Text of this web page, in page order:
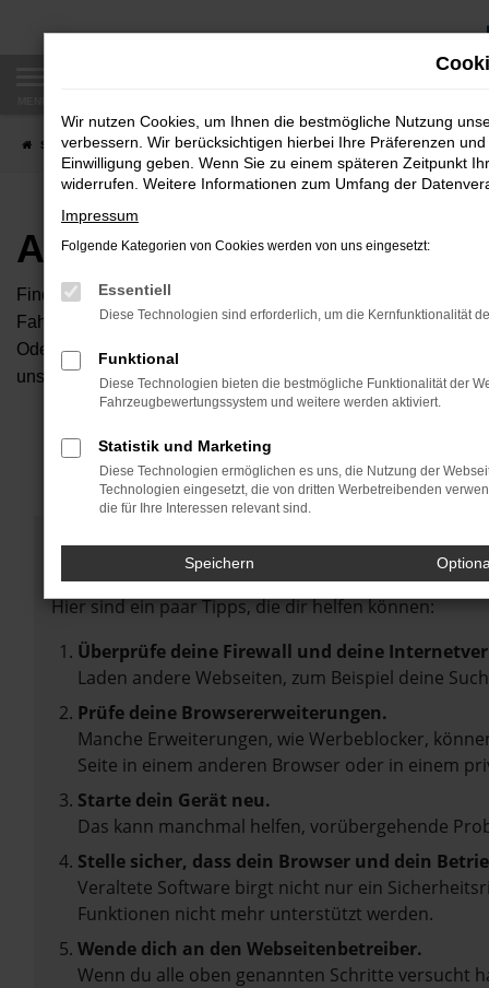
Zum
Startseite Fahrzeugangebote Autobörse
Autobörse
Finden Sie Ihren neuen Traumwagen bei uns. Dafür haben
Fahrzeuge an, die bei uns auf dem Hof stehen. Dann
Oder Sie klicken auf den Button Autobörse und Sie haben
unserem Händlernetzwerk. Diese Fahrzeuge können wir
Fehler: Network Error
Beim Laden ist ein Fehler aufgetreten.
Hier sind ein paar Tipps, die dir helfen können:
Überprüfe deine Firewall und deine
Laden andere Webseiten, zum Beispiel deine
Prüfe deine Browsererweiterungen.
Manche Erweiterungen, wie Werbeblocker,
Seite in einem anderen Browser oder in einem
Starte dein Gerät neu.
Das kann manchmal helfen, vorübergehende
Stelle sicher, dass dein Browser und dein
Veraltete Software birgt nicht nur ein
Funktionen nicht mehr unterstützt werden.
Wende dich an den Webseitenbetreiber.
Wenn du alle oben genannten Schritte versucht
Wir nutzen Cookies, um Ihnen die bestmögliche Nutzung
verbessern. Wir berücksichtigen hierbei Ihre Präferenzen
Einwilligung geben. Wenn Sie zu einem späteren Zeitpunkt
widerrufen. Weitere Informationen zum Umfang der
Impressum
Folgende Kategorien von Cookies werden von uns eingesetzt:
Essentiell
Diese Technologien sind erforderlich, um die Kernfunktionalität
Funktional
Diese Technologien bieten die bestmögliche Funktionalität der
Fahrzeugbewertungssystem und weitere werden aktiviert.
Statistik und Marketing
Diese Technologien ermöglichen es uns, die Nutzung der
Technologien eingesetzt, die von dritten Werbetreibenden
die für Ihre Interessen relevant sind.
Speichern